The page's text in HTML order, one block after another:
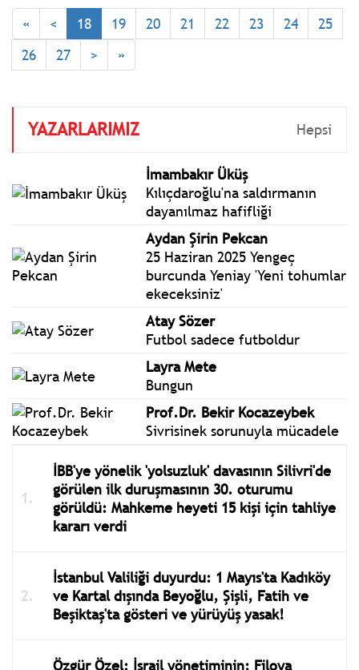
İBB Başkanı Ekrem
İmamoğlu'nu ziyaret
mitinginde konuşacak.
« < 18 19 20 21 22 23 24
25
26
27 > »
YAZARLARIMIZ Hepsi
İmambakır Üküş
Kılıçdaroğlu'na saldırmanın
dayanılmaz hafifliği
Aydan Şirin Pekcan
25 Haziran 2025 Yengeç
burcunda Yeniay 'Yeni tohumlar
ekeceksiniz'
Atay Sözer
Futbol sadece futboldur
Layra Mete
Bungun
Prof.Dr. Bekir Kocazeybek
Sivrisinek sorunuyla mücadele
İBB'ye yönelik 'yolsuzluk' davasının Silivri'de
görülen ilk duruşmasının 30. oturumu
görüldü: Mahkeme heyeti 15 kişi için tahliye
kararı verdi
İstanbul Valiliği duyurdu: 1 Mayıs'ta Kadıköy
ve Kartal dışında Beyoğlu, Şişli, Fatih ve
Beşiktaş'ta gösteri ve yürüyüş yasak!
Özgür Özel: İsrail yönetiminin; Filoya